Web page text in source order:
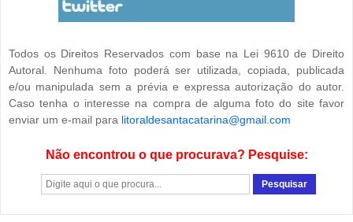
Todos os Direitos Reservados com base na Lei 9610 de Direito
Autoral. Nenhuma foto poderá ser utilizada, copiada, publicada
e/ou manipulada sem a prévia e expressa autorização do autor.
Caso tenha o interesse na compra de alguma foto do site favor
enviar um e-mail para litoraldesantacatarina@gmail.com
Não encontrou o que procurava? Pesquise: